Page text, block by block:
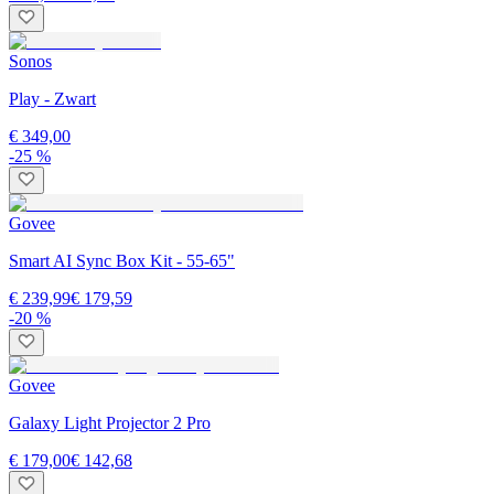
Sonos
Play - Zwart
€ 349,00
-25 %
Govee
Smart AI Sync Box Kit - 55-65"
€ 239,99€ 179,59
-20 %
Govee
Galaxy Light Projector 2 Pro
€ 179,00€ 142,68